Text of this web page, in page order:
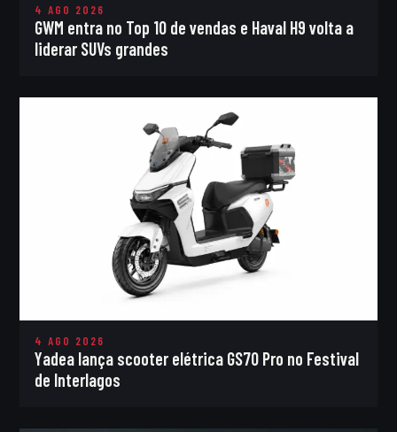
4 AGO 2026
GWM entra no Top 10 de vendas e Haval H9 volta a
liderar SUVs grandes
4 AGO 2026
Yadea lança scooter elétrica GS70 Pro no Festival
de Interlagos